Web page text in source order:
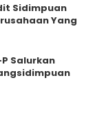
Sidimpuan
Yang
Salurkan